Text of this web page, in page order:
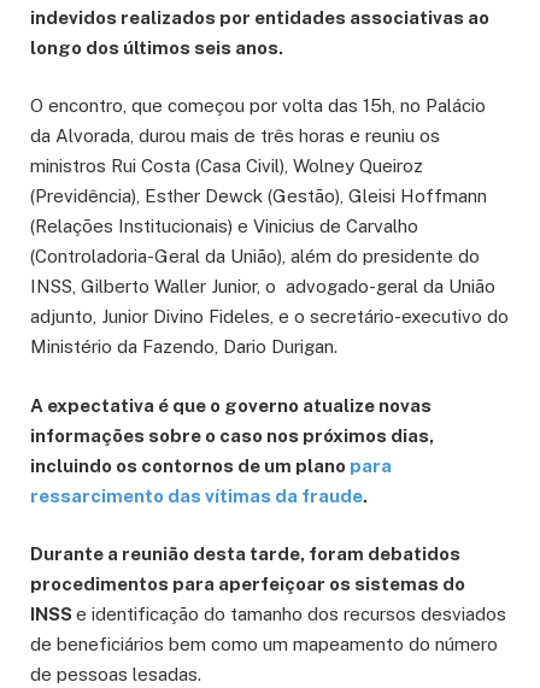
indevidos realizados por entidades associativas ao
longo dos últimos seis anos.
O encontro, que começou por volta das 15h, no Palácio
da Alvorada, durou mais de três horas e reuniu os
ministros Rui Costa (Casa Civil), Wolney Queiroz
(Previdência), Esther Dewck (Gestão), Gleisi Hoffmann
(Relações Institucionais) e Vinicius de Carvalho
(Controladoria-Geral da União), além do presidente do
INSS, Gilberto Waller Junior, o advogado-geral da União
adjunto, Junior Divino Fideles, e o secretário-executivo do
Ministério da Fazendo, Dario Durigan.
A expectativa é que o governo atualize novas
informações sobre o caso nos próximos dias,
incluindo os contornos de um plano para
ressarcimento das vítimas da fraude.
Durante a reunião desta tarde, foram debatidos
procedimentos para aperfeiçoar os sistemas do
INSS e identificação do tamanho dos recursos desviados
de beneficiários bem como um mapeamento do número
de pessoas lesadas.